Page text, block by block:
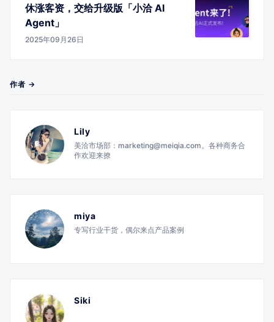
休涨客资，交给升级版「小洽 AI
Agent」
2025年09月26日
作者 →
Lily
美洽市场部：marketing@meiqia.com。各种商务合
作欢迎来撩
miya
专写行业干货，偶尔来点产品案例
Siki